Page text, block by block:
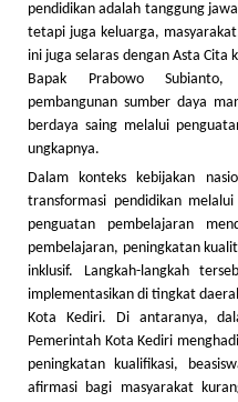
pendidikan adalah tanggung
tetapi juga keluarga,
ini juga selaras dengan Asta Cita
Bapak Prabowo Subianto,
pembangunan sumber daya
berdaya saing melalui
ungkapnya.
Dalam konteks kebijakan
transformasi pendidikan
penguatan pembelajaran
pembelajaran, peningkatan
inklusif. Langkah-langkah
implementasikan di tingkat
Kota Kediri. Di antaranya,
Pemerintah Kota Kediri
peningkatan kualifikasi,
afirmasi bagi masyarakat